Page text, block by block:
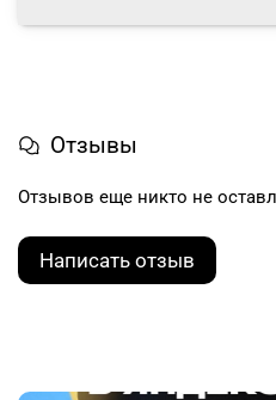
Отзывы
Отзывов еще никто не
Написать отзыв